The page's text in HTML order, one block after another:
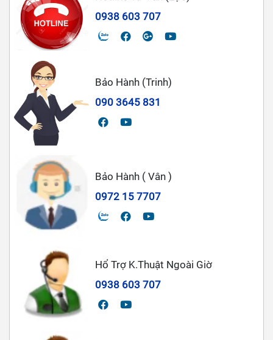
0938 603 707
Bảo Hành (Trinh)
090 3645 831
Bảo Hành ( Vân )
0972 15 7707
Hổ Trợ K.Thuật Ngoài Giờ
0938 603 707